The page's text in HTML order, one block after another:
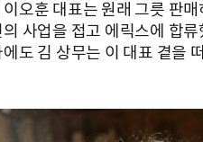
오훈 대표는 원래 그릇 판
사업을 접고 에릭스에 합
도 김 상무는 이 대표 곁을